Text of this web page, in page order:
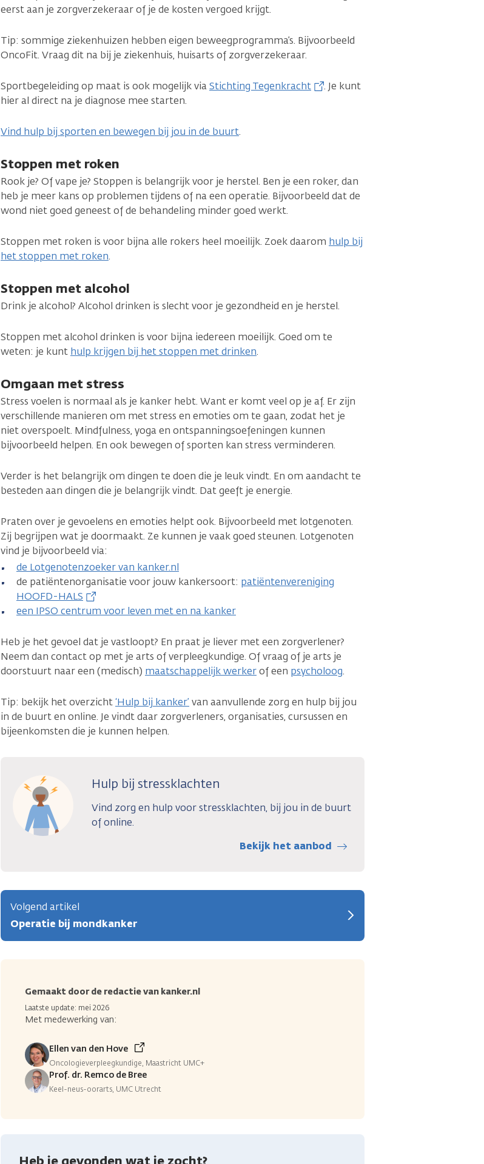
eerst aan je zorgverzekeraar of je de kosten vergoed krijgt.
Tip: sommige ziekenhuizen hebben eigen beweegprogramma’s. Bijvoorbeeld
OncoFit. Vraag dit na bij je ziekenhuis, huisarts of zorgverzekeraar.
Sportbegeleiding op maat is ook mogelijk viaStichting Tegenkracht
. Je kunt
hier al direct na je diagnose mee starten.
Vind hulp bij sporten en bewegen bij jou in de buurt.
Stoppen met roken
Rook je? Of vape je? Stoppen is belangrijk voor je herstel. Ben je een roker, dan
heb je meer kans op problemen tijdens of na een operatie. Bijvoorbeeld dat de
wond niet goed geneest of de behandeling minder goed werkt.
Stoppen met roken is voor bijna alle rokers heel moeilijk. Zoek daarom hulp bij
het stoppen met roken.
Stoppen met alcohol
Drink je alcohol? Alcohol drinken is slecht voor je gezondheid en je herstel.
Stoppen met alcohol drinken is voor bijna iedereen moeilijk. Goed om te
weten: je kunt hulp krijgen bij het stoppen met drinken.
Omgaan met stress
Stress voelen is normaal als je kanker hebt. Want er komt veel op je af. Er zijn
verschillende manieren om met stress en emoties om te gaan, zodat het je
niet overspoelt. Mindfulness, yoga en ontspanningsoefeningen kunnen
bijvoorbeeld helpen. En ook bewegen of sporten kan stress verminderen.
Verder is het belangrijk om dingen te doen die je leuk vindt. En om aandacht te
besteden aan dingen die je belangrijk vindt. Dat geeft je energie.
Praten over je gevoelens en emoties helpt ook. Bijvoorbeeld met lotgenoten.
Zij begrijpen wat je doormaakt. Ze kunnen je vaak goed steunen. Lotgenoten
vind je bijvoorbeeld via:
de Lotgenotenzoeker van kanker.nl
de patiëntenorganisatie voor jouw kankersoort: patiëntenvereniging
HOOFD-HALS
een IPSO centrum voor leven met en na kanker
Heb je het gevoel dat je vastloopt? En praat je liever met een zorgverlener?
Neem dan contact op met je arts of verpleegkundige. Of vraag of je arts je
doorstuurt naar een (medisch) maatschappelijk werkerof een psycholoog.
Tip: bekijk het overzicht‘Hulp bij kanker’ van aanvullende zorg en hulp bij jou
in de buurt en online. Je vindt daar zorgverleners, organisaties, cursussen en
bijeenkomsten die je kunnen helpen.
Hulp bij stressklachten
Vind zorg en hulp voor stressklachten, bij jou in de buurt
of online.
Bekijk het aanbod
Volgend artikel
Operatie bij mondkanker
Gemaakt door de redactie van kanker.nl
Laatste update: mei 2026
Met medewerking van:
Ellen van den Hove
Oncologieverpleegkundige, Maastricht UMC+
Prof. dr. Remco de Bree
Keel-neus-oorarts, UMC Utrecht
Heb je gevonden wat je zocht?